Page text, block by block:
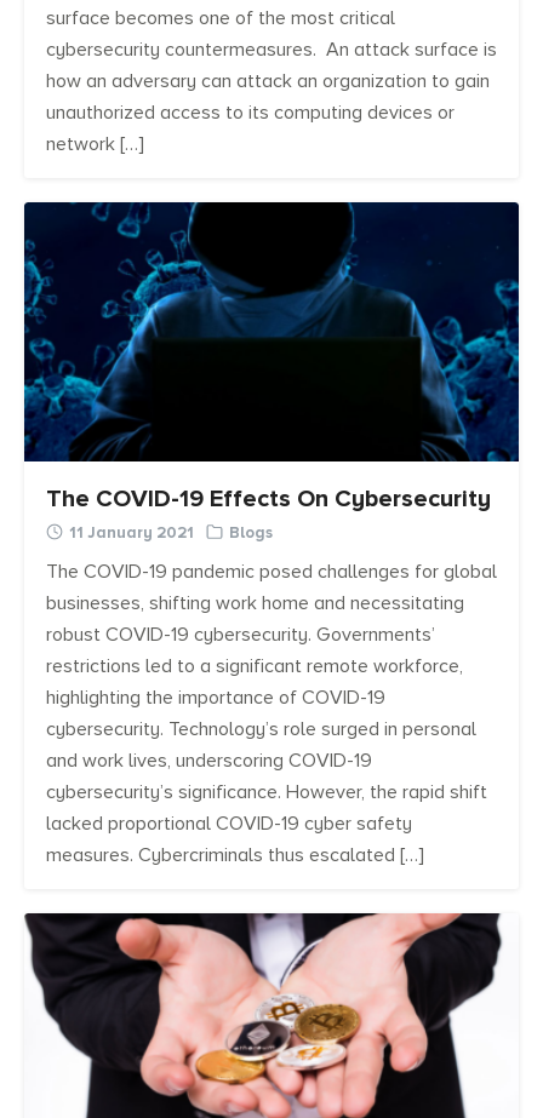
surface becomes one of the most critical
cybersecurity countermeasures. An attack surface is
how an adversary can attack an organization to gain
unauthorized access to its computing devices or
network […]
The COVID-19 Effects On Cybersecurity
11 January 2021 Blogs
The COVID-19 pandemic posed challenges for global
businesses, shifting work home and necessitating
robust COVID-19 cybersecurity. Governments’
restrictions led to a significant remote workforce,
highlighting the importance of COVID-19
cybersecurity. Technology’s role surged in personal
and work lives, underscoring COVID-19
cybersecurity’s significance. However, the rapid shift
lacked proportional COVID-19 cyber safety
measures. Cybercriminals thus escalated […]